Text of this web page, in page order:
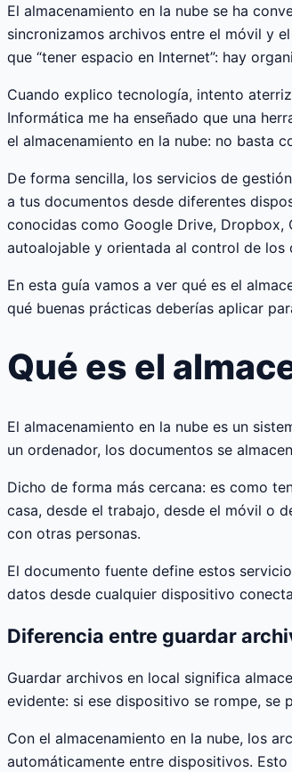
El almacenamiento en la nube se ha
sincronizamos archivos entre el móvil y
que “tener espacio en Internet”: hay
Cuando explico tecnología, intento
Informática me ha enseñado que una
el almacenamiento en la nube: no basta
De forma sencilla, los servicios de
a tus documentos desde diferentes
conocidas como Google Drive,
autoalojable y orientada al control de los
En esta guía vamos a ver qué es el
qué buenas prácticas deberías aplicar
Qué es el
El almacenamiento en la nube es un
un ordenador, los documentos se
Dicho de forma más cercana: es como
casa, desde el trabajo, desde el móvil o
con otras personas.
El documento fuente define estos
datos desde cualquier dispositivo
Diferencia entre guardar
Guardar archivos en local significa
evidente: si ese dispositivo se rompe, se
Con el almacenamiento en la nube, los
automáticamente entre dispositivos.